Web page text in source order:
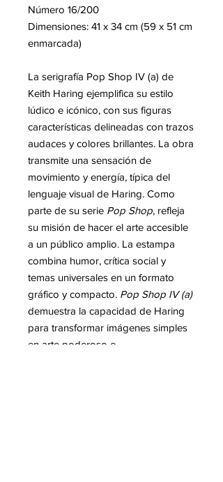
Número 16/200
Dimensiones: 41 x 34 cm (59 x 51 cm
enmarcada)
La serigrafía Pop Shop IV (a) de
Keith Haring ejemplifica su estilo
lúdico e icónico, con sus figuras
características delineadas con trazos
audaces y colores brillantes. La obra
transmite una sensación de
movimiento y energía, típica del
lenguaje visual de Haring. Como
parte de su serie Pop Shop, refleja
su misión de hacer el arte accesible
a un público amplio. La estampa
combina humor, crítica social y
temas universales en un formato
gráfico y compacto. Pop Shop IV (a)
demuestra la capacidad de Haring
para transformar imágenes simples
en arte poderoso e